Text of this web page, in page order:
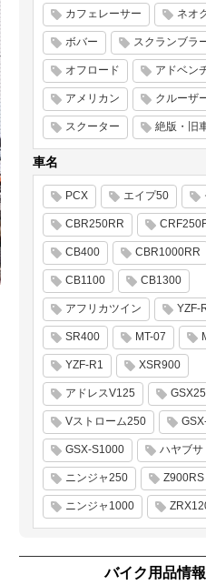
カフェレーサー ネオ
ボバー スクランブラ
オフロード アドベン
アメリカン クルーザ
スクーター 絶版・旧
車名
PCX エイプ50
CBR250RR
CB400 CBR1000RR
CB1100 CB1300
アフリカツイン YZF-
SR400 MT-07
YZF-R1 XSR900
アドレスV125
Vストローム250
GSX-S1000 ハヤブサ
ニンジャ250 Z900RS
ニンジャ1000
バイク用品情報